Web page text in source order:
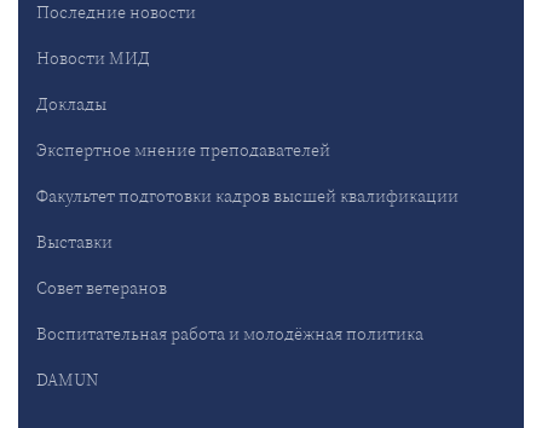
Последние новости
Новости МИД
Доклады
Экспертное мнение преподавателей
Факультет подготовки кадров высшей квалификации
Выставки
Совет ветеранов
Воспитательная работа и молодёжная политика
DAMUN